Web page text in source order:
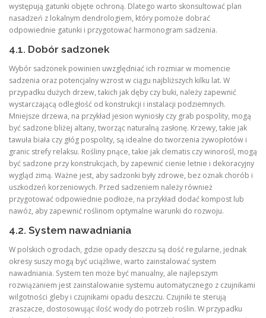
występują gatunki objęte ochroną. Dlatego warto skonsultować plan
nasadzeń z lokalnym dendrologiem, który pomoże dobrać
odpowiednie gatunki i przygotować harmonogram sadzenia.
4.1. Dobór sadzonek
Wybór sadzonek powinien uwzględniać ich rozmiar w momencie
sadzenia oraz potencjalny wzrost w ciągu najbliższych kilku lat. W
przypadku dużych drzew, takich jak dęby czy buki, należy zapewnić
wystarczającą odległość od konstrukcji i instalacji podziemnych.
Mniejsze drzewa, na przykład jesion wyniosły czy grab pospolity, mogą
być sadzone bliżej altany, tworząc naturalną zasłonę. Krzewy, takie jak
tawuła biała czy głóg pospolity, są idealne do tworzenia żywopłotów i
granic strefy relaksu. Rośliny pnące, takie jak clematis czy winorośl, mogą
być sadzone przy konstrukcjach, by zapewnić cienie letnie i dekoracyjny
wygląd zimą. Ważne jest, aby sadzonki były zdrowe, bez oznak chorób i
uszkodzeń korzeniowych. Przed sadzeniem należy również
przygotować odpowiednie podłoże, na przykład dodać kompost lub
nawóz, aby zapewnić roślinom optymalne warunki do rozwoju.
4.2. System nawadniania
W polskich ogrodach, gdzie opady deszczu są dość regularne, jednak
okresy suszy mogą być uciążliwe, warto zainstalować system
nawadniania. System ten może być manualny, ale najlepszym
rozwiązaniem jest zainstalowanie systemu automatycznego z czujnikami
wilgotności gleby i czujnikami opadu deszczu. Czujniki te sterują
zraszacze, dostosowując ilość wody do potrzeb roślin. W przypadku